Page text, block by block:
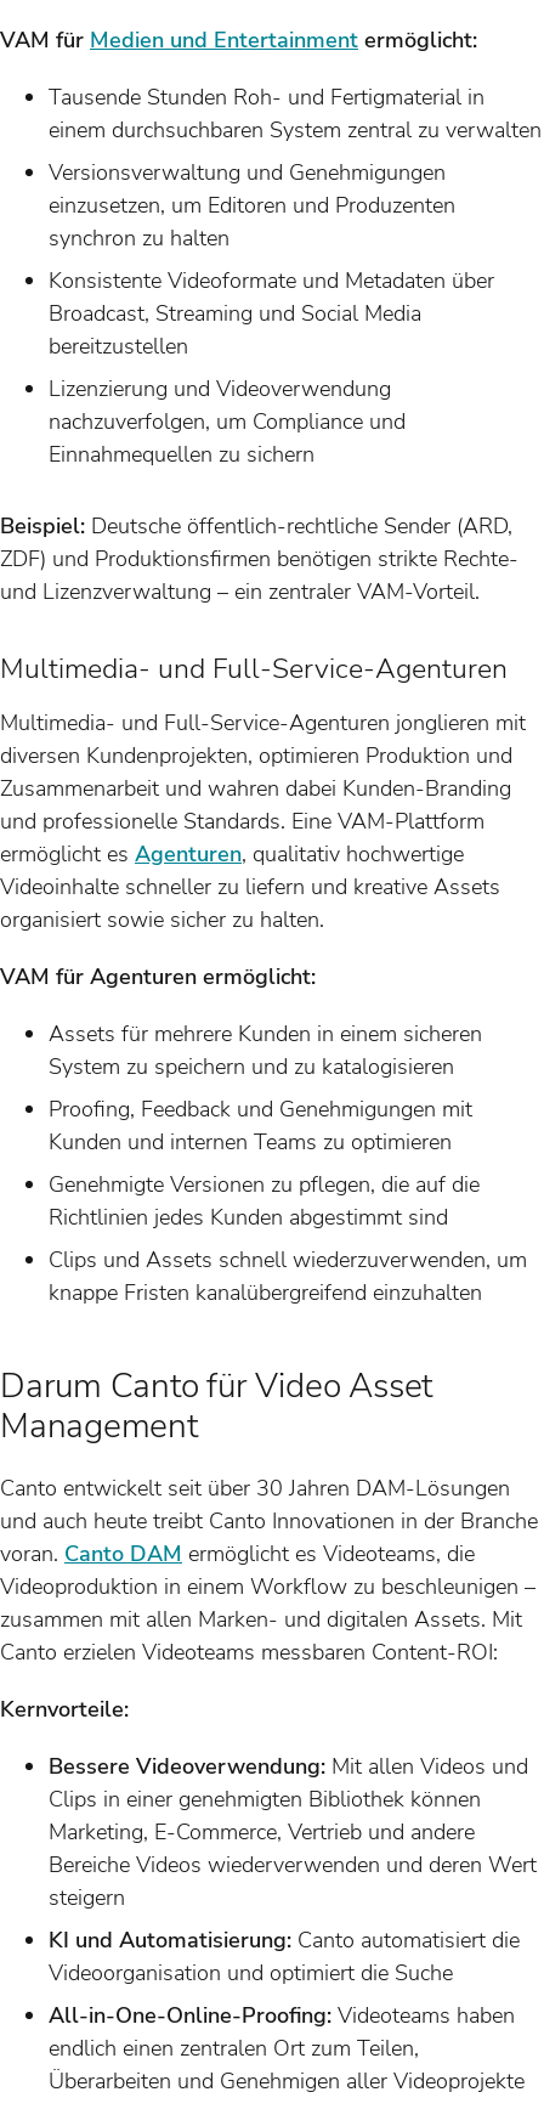
VAM für Medien und Entertainment ermöglicht:
Tausende Stunden Roh- und Fertigmaterial in
einem durchsuchbaren System zentral zu verwalten
Versionsverwaltung und Genehmigungen
einzusetzen, um Editoren und Produzenten
synchron zu halten
Konsistente Videoformate und Metadaten über
Broadcast, Streaming und Social Media
bereitzustellen
Lizenzierung und Videoverwendung
nachzuverfolgen, um Compliance und
Einnahmequellen zu sichern
Beispiel: Deutsche öffentlich-rechtliche Sender (ARD,
ZDF) und Produktionsfirmen benötigen strikte Rechte-
und Lizenzverwaltung – ein zentraler VAM-Vorteil.
Multimedia- und Full-Service-Agenturen
Multimedia- und Full-Service-Agenturen jonglieren mit
diversen Kundenprojekten, optimieren Produktion und
Zusammenarbeit und wahren dabei Kunden-Branding
und professionelle Standards. Eine VAM-Plattform
ermöglicht es Agenturen, qualitativ hochwertige
Videoinhalte schneller zu liefern und kreative Assets
organisiert sowie sicher zu halten.
VAM für Agenturen ermöglicht:
Assets für mehrere Kunden in einem sicheren
System zu speichern und zu katalogisieren
Proofing, Feedback und Genehmigungen mit
Kunden und internen Teams zu optimieren
Genehmigte Versionen zu pflegen, die auf die
Richtlinien jedes Kunden abgestimmt sind
Clips und Assets schnell wiederzuverwenden, um
knappe Fristen kanalübergreifend einzuhalten
Darum Canto für Video Asset
Management
Canto entwickelt seit über 30 Jahren DAM-Lösungen
und auch heute treibt Canto Innovationen in der Branche
voran. Canto DAM ermöglicht es Videoteams, die
Videoproduktion in einem Workflow zu beschleunigen –
zusammen mit allen Marken- und digitalen Assets. Mit
Canto erzielen Videoteams messbaren Content-ROI:
Kernvorteile:
Bessere Videoverwendung: Mit allen Videos und
Clips in einer genehmigten Bibliothek können
Marketing, E-Commerce, Vertrieb und andere
Bereiche Videos wiederverwenden und deren Wert
steigern
KI und Automatisierung: Canto automatisiert die
Videoorganisation und optimiert die Suche
All-in-One-Online-Proofing: Videoteams haben
endlich einen zentralen Ort zum Teilen,
Überarbeiten und Genehmigen aller Videoprojekte